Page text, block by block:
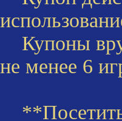
Купоны
не менее 6
**Посетить